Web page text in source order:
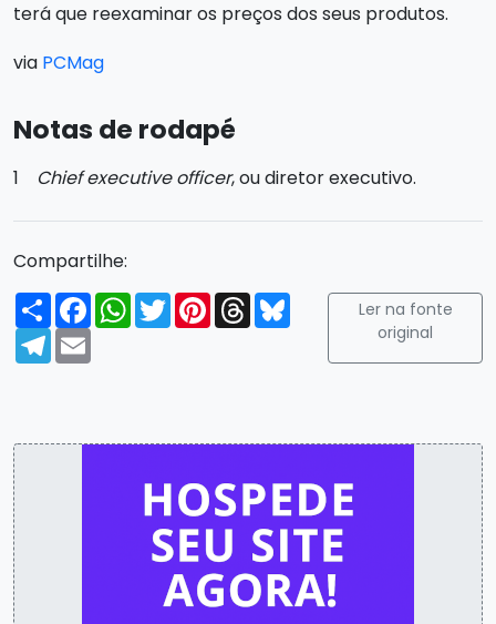
terá que reexaminar os preços dos seus produtos.
via PCMag
Notas de rodapé
1 Chief executive officer, ou diretor executivo.
Compartilhe:
Compartilhar
FacebookWhatsApp
TwitterPinterest
ThreadsBluesky
Telegram
Email
Ler na fonte
original